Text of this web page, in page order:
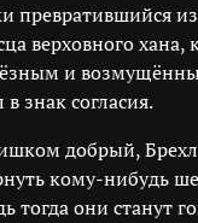
превратившийся
верховного хана,
и
знак согласия.
добрый,
кому-нибудь
тогда они станут